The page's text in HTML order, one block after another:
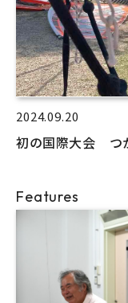
2024.09.20
初の国際大会 つ
Features